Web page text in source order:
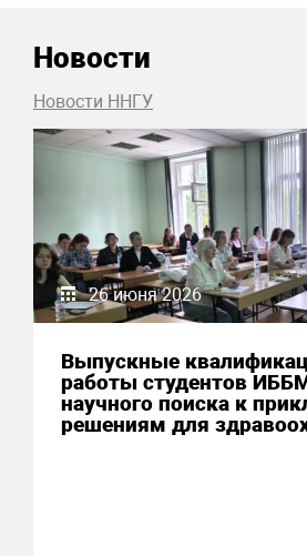
Новости
Новости ННГУ
26 июня 2026
Выпускные
работы студентов
научного поиска к
решениям для